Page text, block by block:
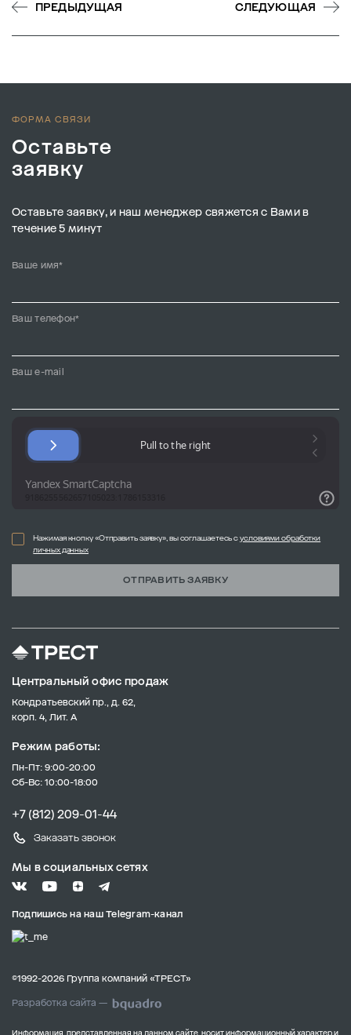
ПРЕДЫДУЩАЯ СЛЕДУЮЩАЯ
ФОРМА СВЯЗИ
Оставьте
заявку
Оставьте заявку, и наш менеджер свяжется с Вами в
течение 5 минут
Ваше имя*
Ваш телефон*
Ваш e-mail
Нажимая кнопку «Отправить заявку», вы соглашаетесь сусловиями обработки
личных данных
ОТПРАВИТЬ ЗАЯВКУ
Центральный офис продаж
Кондратьевский пр., д. 62,
корп. 4, Лит. А
Режим работы:
Пн-Пт: 9:00-20:00
Сб-Вс: 10:00-18:00
+7 (812) 209-01-44
Заказать звонок
Мы в социальных сетях
Подпишись на наш Telegram-канал
©1992-2026 Группа компаний «ТРЕСТ»
Разработка сайта —